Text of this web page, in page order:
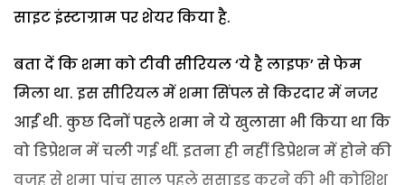
साइट इंस्टाग्राम पर शेयर किया है.
बता दें कि शमा को टीवी सीरियल ‘ये है लाइफ’ से फेम
मिला था. इस सीरियल में शमा सिंपल से किरदार में नजर
आईं थी. कुछ दिनों पहले शमा ने ये खुलासा भी किया था कि
वो डिप्रेशन में चली गई थीं. इतना ही नहीं डिप्रेशन में होने की
वजह से शमा पांच साल पहले सुसाइड करने की भी कोशिश